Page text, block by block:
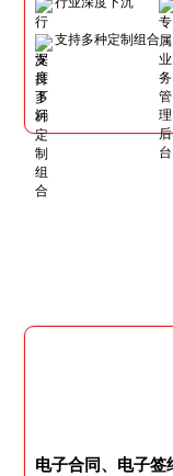
支持多种定制组合
电子合同、电子签